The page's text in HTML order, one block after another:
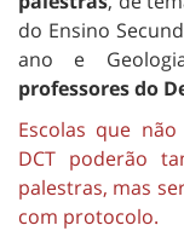
do Ensino
ano e
professores do
Escolas que
DCT poderão
palestras, mas
com protocolo.